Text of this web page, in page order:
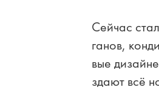
Сей­час
га­нов,
вые
зда­ют всё